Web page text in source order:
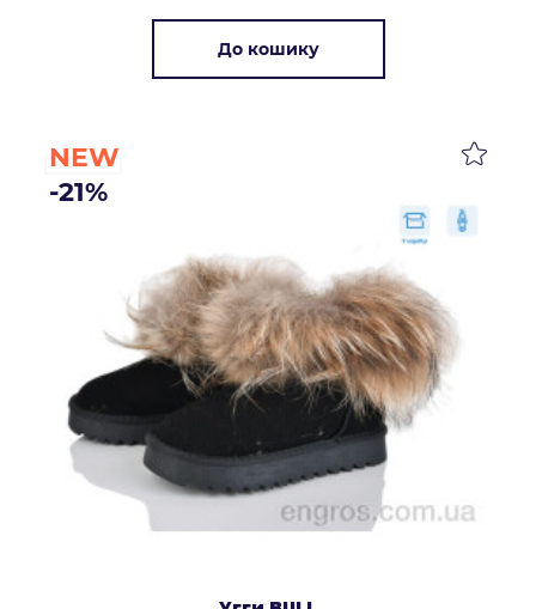
До кошику
NEW
-21%